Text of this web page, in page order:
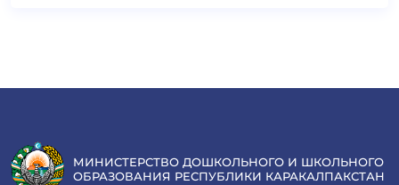
МИНИСТЕРСТВО ДОШКОЛЬНОГО И ШКОЛЬНОГО
ОБРАЗОВАНИЯ РЕСПУБЛИКИ КАРАКАЛПАКСТАН